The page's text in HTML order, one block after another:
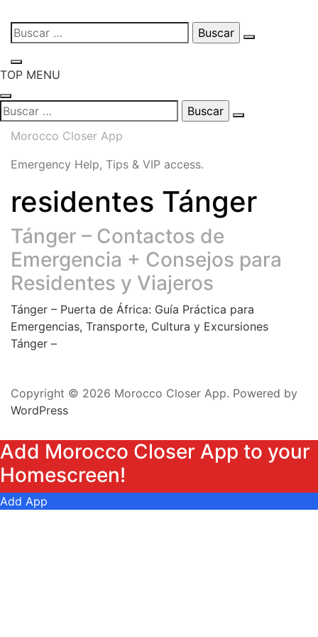
Skip
content
Buscar:
TOP MENU
Buscar:
Morocco Closer App
Emergency Help, Tips & VIP access.
residentes Tánger
Tánger – Contactos de
Emergencia + Consejos para
Residentes y Viajeros
Tánger – Puerta de África: Guía Práctica para
Emergencias, Transporte, Cultura y Excursiones
Tánger –
Copyright © 2026 Morocco Closer App. Powered by
WordPress
Add Morocco Closer App to your
Homescreen!
Add App